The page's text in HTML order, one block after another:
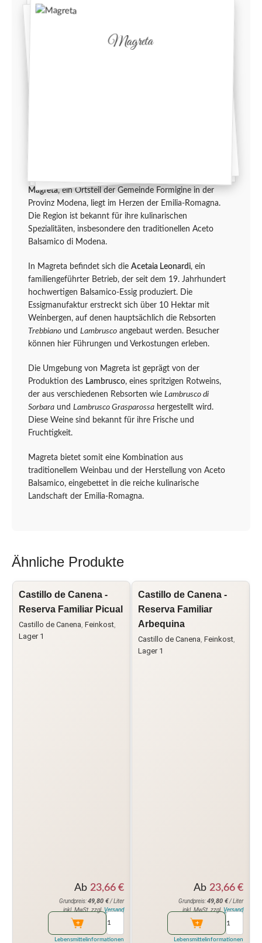
Magreta, ein Ortsteil der Gemeinde Formigine in der
Provinz Modena, liegt im Herzen der Emilia-Romagna.
Die Region ist bekannt für ihre kulinarischen
Spezialitäten, insbesondere den traditionellen Aceto
Balsamico di Modena.
In Magreta befindet sich die Acetaia Leonardi, ein
familiengeführter Betrieb, der seit dem 19. Jahrhundert
hochwertigen Balsamico-Essig produziert. Die
Essigmanufaktur erstreckt sich über 10 Hektar mit
Weinbergen, auf denen hauptsächlich die Rebsorten
Trebbiano und Lambrusco angebaut werden. Besucher
können hier Führungen und Verkostungen erleben.
Die Umgebung von Magreta ist geprägt von der
Produktion des Lambrusco, eines spritzigen Rotweins,
der aus verschiedenen Rebsorten wie Lambrusco di
Sorbara und Lambrusco Grasparossa hergestellt wird.
Diese Weine sind bekannt für ihre Frische und
Fruchtigkeit.
Magreta bietet somit eine Kombination aus
traditionellem Weinbau und der Herstellung von Aceto
Balsamico, eingebettet in die reiche kulinarische
Landschaft der Emilia-Romagna.
Magreta
Ähnliche Produkte
Castillo de Canena -
Reserva Familiar Picual
Castillo de Canena, Feinkost,
Lager 1
Ab 23,66 €
Grundpreis:49,80 €/ Liter
inkl. MwSt. zzgl. Versand
Lebensmittelinformationen
Castillo de Canena -
Reserva Familiar
Arbequina
Castillo de Canena, Feinkost,
Lager 1
Ab 23,66 €
Grundpreis:49,80 €/ Liter
inkl. MwSt. zzgl. Versand
Lebensmittelinformationen